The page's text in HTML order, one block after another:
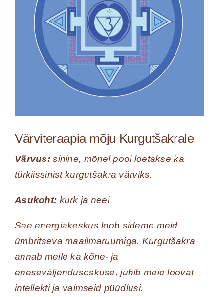
Värviteraapia mõju Kurgutšakrale
Värvus:sinine, mõnel pool loetakse ka
türkiissinist kurgutšakra värviks.
Asukoht: kurk ja neel
See energiakeskus loob sideme meid
ümbritseva maailmaruumiga. Kurgutšakra
annab meile ka kõne- ja
eneseväljendusoskuse, juhib meie loovat
intellekti ja vaimseid püüdlusi.